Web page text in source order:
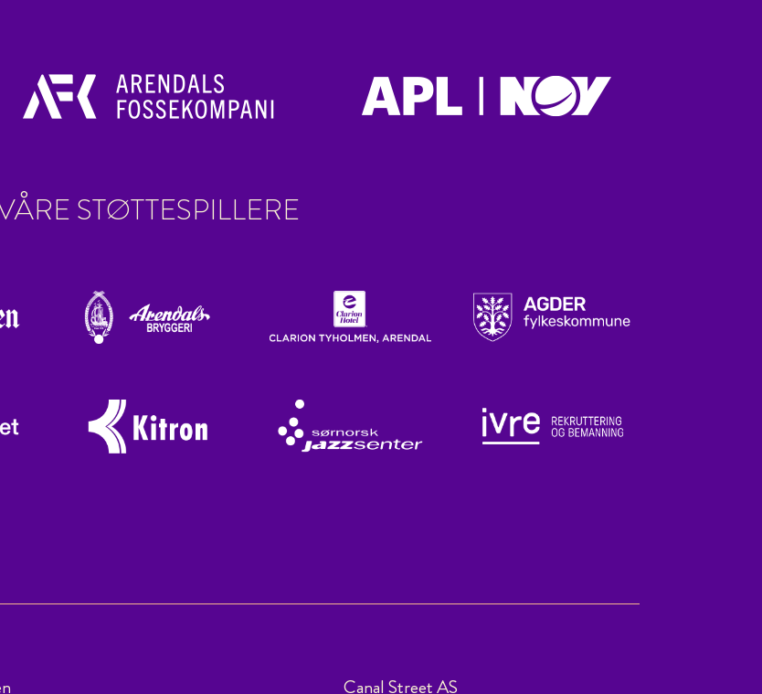
STØTTESPILLERE
Canal Street AS